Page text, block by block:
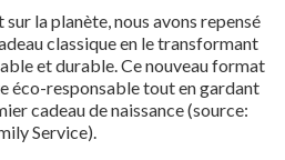
la planète, nous avons repensé
classique en le transformant
et durable. Ce nouveau format
éco-responsable tout en gardant
cadeau de naissance (source:
Service).